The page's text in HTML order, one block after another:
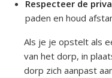
Respecteer de
paden en houd
Als je je opstelt als
van het dorp, in
dorp zich aanpast